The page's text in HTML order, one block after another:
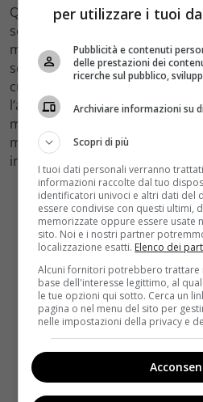
Quello che ne esce fuori di
sempre più abbarbicato nella
mentre la sua famiglia, più per
schietta convinzione, si lascia
culto. Col crescere della setta
l’aumento dei deliri di
mentre la sua cronica
malessere di Frank porterà lo
inevitabilmente, a fuggire.
per utilizzare i tuoi
Pubblicità e contenuti
delle prestazioni dei
ricerche sul pubblico,
Archiviare informazioni su
Scopri di più
I tuoi dati personali verranno
informazioni raccolte dal tuo
identificatori univoci e altri dati del
essere condivise con questi ultimi,
memorizzate oppure essere usate
sito. Noi e i nostri partner
localizzazione esatti. Elenco dei
Alcuni fornitori potrebbero trattare
base dell'interesse legittimo, al
le tue opzioni qui sotto. Cerca un
pagina o nel menu del sito per
nelle impostazioni della privacy e